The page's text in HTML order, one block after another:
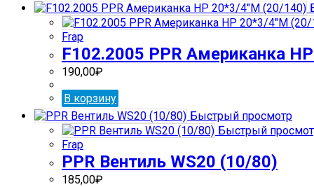
Frap
F102.2005 PPR Американка
190,00₽
В корзину
Быстрый просмотр
Быстрый
Frap
PPR Вентиль WS20 (10/80)
185,00₽